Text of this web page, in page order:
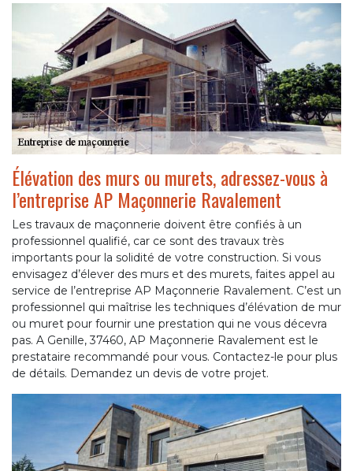
Élévation des murs ou murets, adressez-vous à
l’entreprise AP Maçonnerie Ravalement
Les travaux de maçonnerie doivent être confiés à un
professionnel qualifié, car ce sont des travaux très
importants pour la solidité de votre construction. Si vous
envisagez d’élever des murs et des murets, faites appel au
service de l’entreprise AP Maçonnerie Ravalement. C’est un
professionnel qui maîtrise les techniques d’élévation de mur
ou muret pour fournir une prestation qui ne vous décevra
pas. A Genille, 37460, AP Maçonnerie Ravalement est le
prestataire recommandé pour vous. Contactez-le pour plus
de détails. Demandez un devis de votre projet.